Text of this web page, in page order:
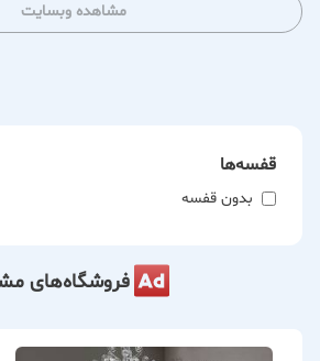
متریال باکیفیت، طراحی‌های زیبا و توجه به
فضایی زیبا، کاربردی و هماهنگ برای منزل
کنند. تعهد به کیفیت، قیمت مناسب و
دکوراسیون هستید، جهان آرا انتخابی
مشاهده وبسایت
قفسه‌ها
بدون قفسه
فروشگاه‌های